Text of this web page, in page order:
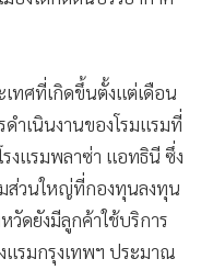
ทศที่เกิดขึ้นตั้งแต่เดือน
ำเนินงานของโรมแรมที่
งแรมพลาซ่า แอทธินี ซึ่ง
ส่วนใหญ่ที่กองทุนลงทุน
วัดยังมีลูกค้าใช้บริการ
แรมกรุงเทพฯ ประมาณ